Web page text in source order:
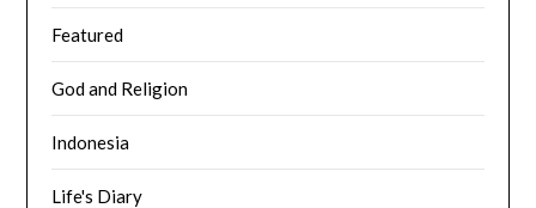
Featured
God and Religion
Indonesia
Life's Diary